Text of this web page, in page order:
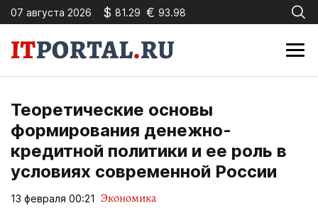
07 августа 2026 $ 81.29 € 93.98
Теоретические основы
формирования денежно-
кредитной политики и ее роль в
условиях современной России
13 февраля 00:21 Экономика